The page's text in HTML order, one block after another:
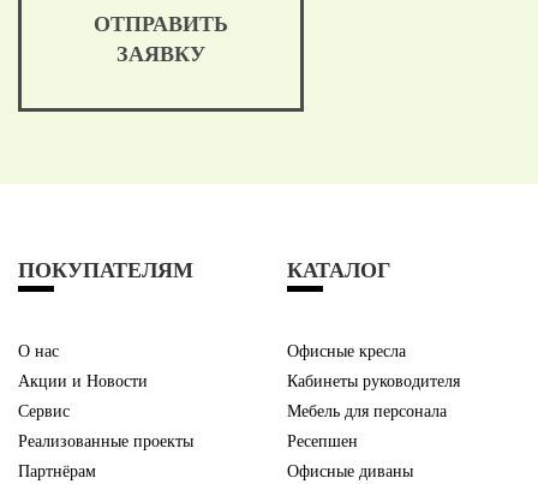
ОТПРАВИТЬ
ЗАЯВКУ
ПОКУПАТЕЛЯМ
О нас
Акции и Новости
Сервис
Реализованные проекты
Партнёрам
КАТАЛОГ
Офисные кресла
Кабинеты руководителя
Мебель для персонала
Ресепшен
Офисные диваны